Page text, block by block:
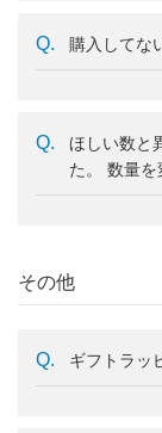
購入してな
ほしい数と
た。 数量を
その他
ギフトラッ